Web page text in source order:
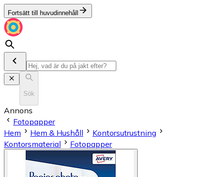
Fortsätt till huvudinnehåll
Sök
Annons
Fotopapper
Hem
Hem & Hushåll
Kontorsutrustning
Kontorsmaterial
Fotopapper